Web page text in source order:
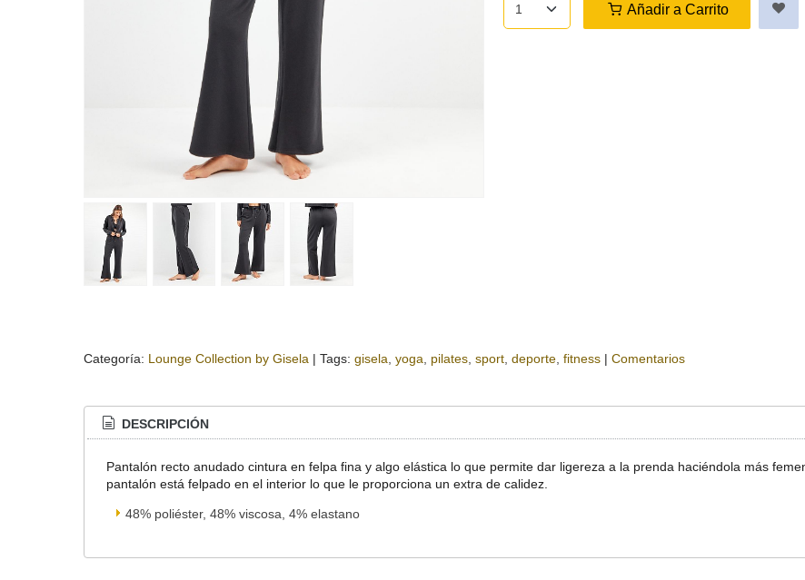
Añadir a Carrito
Categoría: Lounge Collection by Gisela | Tags: gisela yoga pilates sport deporte fitness | Comentarios
DESCRIPCIÓN
Pantalón recto anudado cintura en felpa fina y algo elástica lo que permite dar ligereza a la prenda haciéndola más
pantalón está felpado en el interior lo que le proporciona un extra de calidez.
48% poliéster, 48% viscosa, 4% elastano